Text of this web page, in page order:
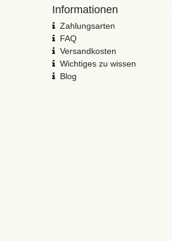
Informationen
Zahlungsarten
FAQ
Versandkosten
Wichtiges zu wissen
Blog